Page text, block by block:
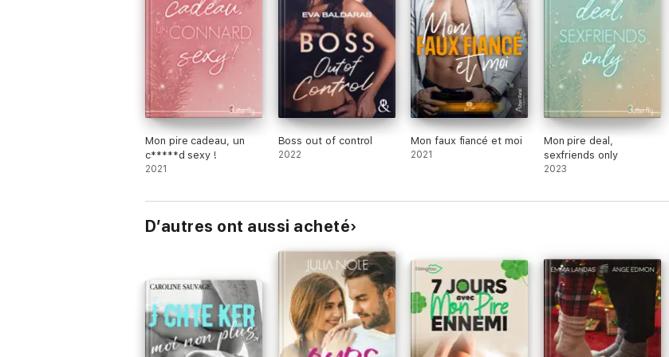
Mon pire cadeau, un
c*****d sexy !
2021
Boss out of control
2022
Mon faux fiancé et moi
2021
Mon pire deal,
sexfriends only
2023
D’autres ont aussi acheté